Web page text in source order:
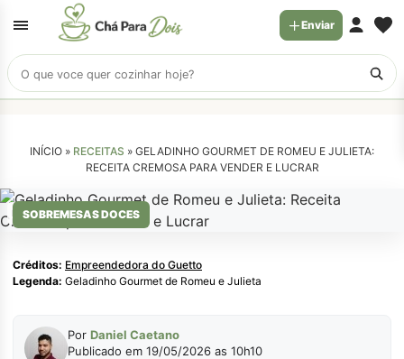
Buscar
receitas
Enviar
INÍCIO » RECEITAS » GELADINHO GOURMET DE ROMEU E JULIETA:
RECEITA CREMOSA PARA VENDER E LUCRAR
SOBREMESAS DOCES
Empreendedora do Guetto
Créditos: Empreendedora do Guetto
Legenda: Geladinho Gourmet de Romeu e Julieta
Por Daniel Caetano
Publicado em 19/05/2026 as 10h10